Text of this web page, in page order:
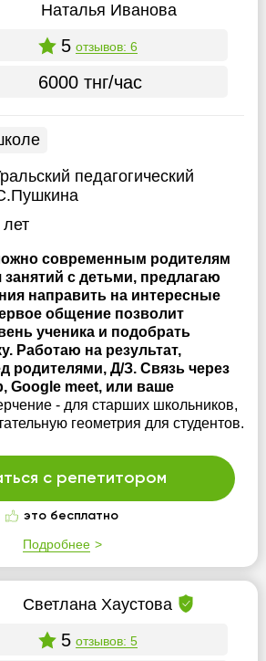
Наталья Иванова
5 отзывов: 6
6000 тнг/час
педагогический
современным родителям
с детьми, предлагаю
направить на интересные
общение позволит
ученика и подобрать
Работаю на результат,
родителями, Д/З. Связь через
Google meet, или ваше
- для старших школьников,
геометрия для студентов.
с репетитором
это бесплатно
Подробнее
Светлана Хаустова
5 отзывов: 5